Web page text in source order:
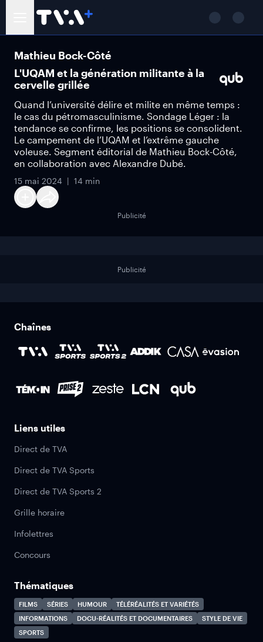
Mathieu Bock-Côté
L'UQAM et la génération militante à la
cervelle grillée
Quand l’université délire et milite en même temps :
le cas du pétromasculinisme. Sondage Léger : la
tendance se confirme, les positions se consolident.
Le campement de l’UQAM et l’extrême gauche
voleuse. Segment éditorial de Mathieu Bock-Côté,
en collaboration avec Alexandre Dubé.
15 mai 2024 14 min
Publicité
Publicité
Chaînes
Liens utiles
Direct de TVA
Direct de TVA Sports
Direct de TVA Sports 2
Grille horaire
Infolettres
Concours
Thématiques
FILMS SÉRIES HUMOUR
TÉLÉRÉALITÉS ET VARIÉTÉS
INFORMATIONS
DOCU-RÉALITÉS ET DOCUMENTAIRES
STYLE DE VIE
SPORTS